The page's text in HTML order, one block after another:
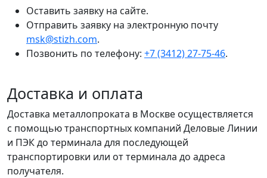
Оставить заявку на сайте.
Отправить заявку на электронную почту
msk@stizh.com.
Позвонить по телефону: +7 (3412) 27-75-46.
Доставка и оплата
Доставка металлопроката в Москве осуществляется
с помощью транспортных компаний Деловые Линии
и ПЭК до терминала для последующей
транспортировки или от терминала до адреса
получателя.